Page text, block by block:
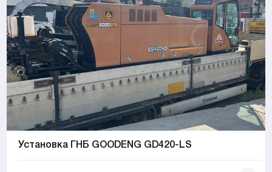
Установка ГНБ GOODENG GD420-LS